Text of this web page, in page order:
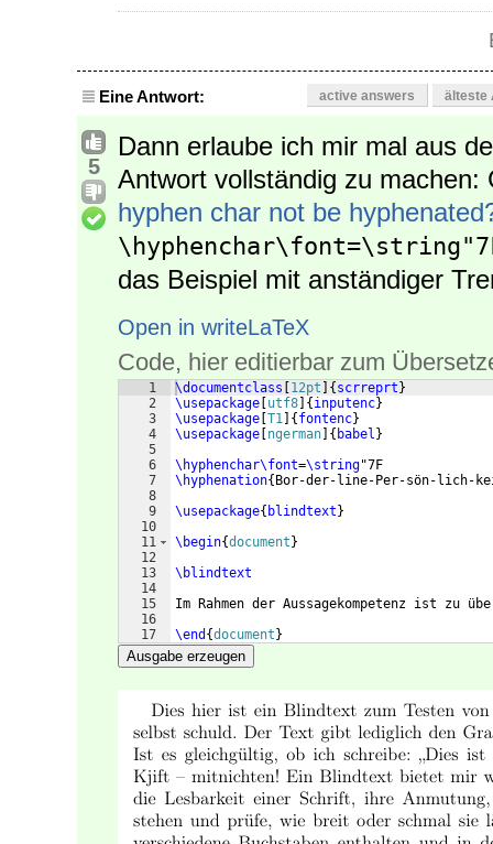
Eine Antwort: active answers älteste
5
Dann erlaube ich mir mal aus
Antwort vollständig zu
hyphen char not be
das Beispiel mit anständiger
Open in writeLaTeX
Code, hier editierbar zum
1
2
3
4
5
6
7
8
9
10
11
12
13
14
15
16
17
\documentclass 12pt { scrreprt }
\usepackage utf8 { inputenc}
\usepackage T1 { fontenc}
\usepackage ngerman { babel }
\hyphenchar\font=\string"7F
\hyphenation{ Bor-der-line-Per-sön-lich-
\usepackage{ blindtext }
\begin{document }
\blindtext
Im Rahmen der Aussagekompetenz ist
\end {document }
Ausgabe erzeugen